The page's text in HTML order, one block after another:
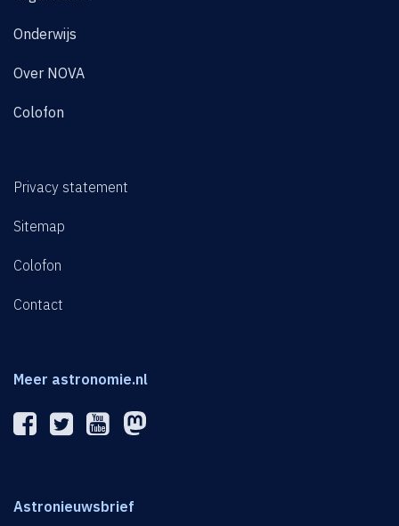
Onderwijs
Over NOVA
Colofon
Privacy statement
Sitemap
Colofon
Contact
Meer astronomie.nl
Astronieuwsbrief